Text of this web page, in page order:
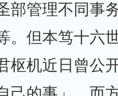
部管理不同事
。但本笃十六
枢机近日曾公